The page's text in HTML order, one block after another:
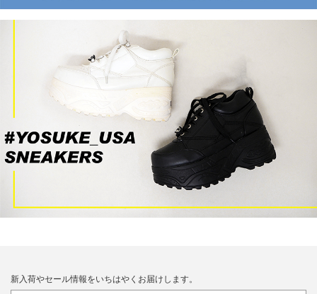
新入荷やセール情報をいちはやくお届けします。